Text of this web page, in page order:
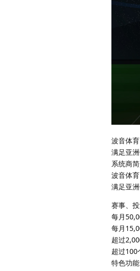
波音体
满足亚
系统商
波音体
满足亚
赛事、
每月
每月
超过
超过100
特色功能